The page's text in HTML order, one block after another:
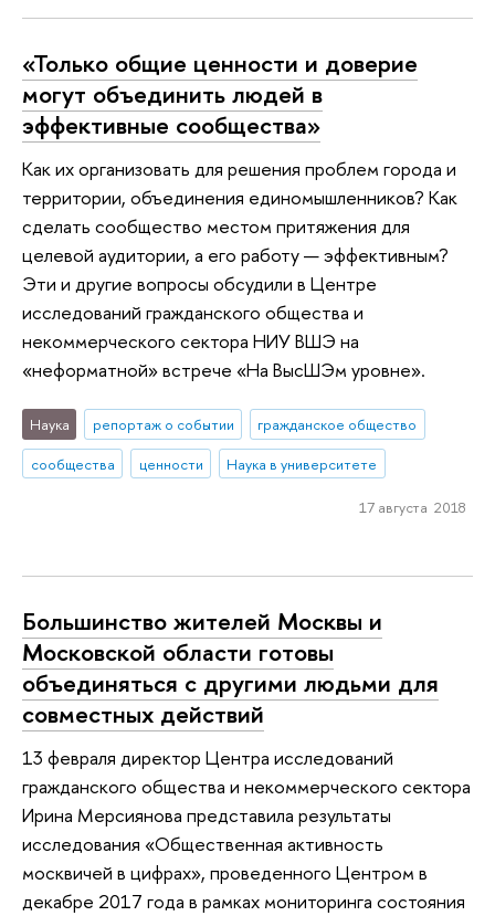
«Только общие ценности и доверие
могут объединить людей в
эффективные сообщества»
Как их организовать для решения проблем города и
территории, объединения единомышленников? Как
сделать сообщество местом притяжения для
целевой аудитории, а его работу — эффективным?
Эти и другие вопросы обсудили в Центре
исследований гражданского общества и
некоммерческого сектора НИУ ВШЭ на
«неформатной» встрече «На ВысШЭм уровне».
Наука репортаж о событии
гражданское общество
сообщества
ценности Наука в университете
17 августа 2018
Большинство жителей Москвы и
Московской области готовы
объединяться с другими людьми для
совместных действий
13 февраля директор Центра исследований
гражданского общества и некоммерческого сектора
Ирина Мерсиянова представила результаты
исследования «Общественная активность
москвичей в цифрах», проведенного Центром в
декабре 2017 года в рамках мониторинга состояния